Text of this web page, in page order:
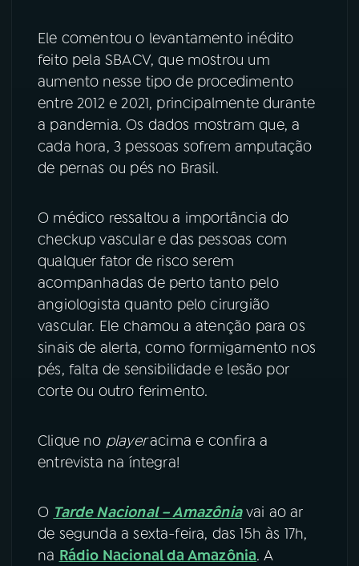
TikTok
Ele comentou o levantamento inédito
feito pela SBACV, que mostrou um
aumento nesse tipo de procedimento
entre 2012 e 2021, principalmente durante
a pandemia. Os dados mostram que, a
cada hora, 3 pessoas sofrem amputação
de pernas ou pés no Brasil.
O médico ressaltou a importância do
checkup vascular e das pessoas com
qualquer fator de risco serem
acompanhadas de perto tanto pelo
angiologista quanto pelo cirurgião
vascular. Ele chamou a atenção para os
sinais de alerta, como formigamento nos
pés, falta de sensibilidade e lesão por
corte ou outro ferimento.
Clique no playeracima e confira a
entrevista na íntegra!
O Tarde Nacional – Amazôniavai ao ar
de segunda a sexta-feira, das 15h às 17h,
na Rádio Nacional da Amazônia. A